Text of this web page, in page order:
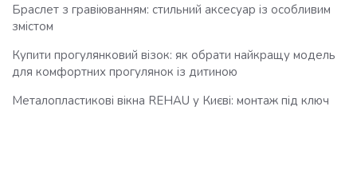
Браслет з гравіюванням: стильний аксесуар із особливим
змістом
Купити прогулянковий візок: як обрати найкращу модель
для комфортних прогулянок із дитиною
Металопластикові вікна REHAU у Києві: монтаж під ключ